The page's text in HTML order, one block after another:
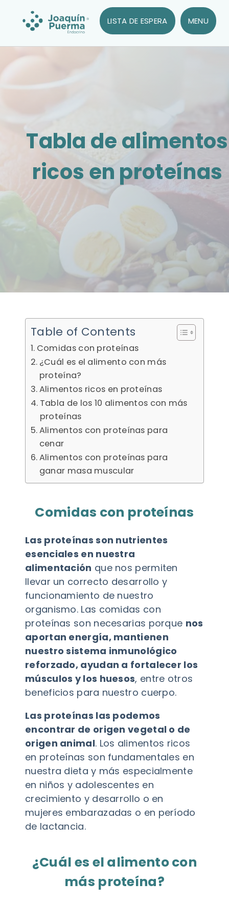
LISTA DE ESPERA MENU
Tabla de alimentos
ricos en proteínas
Table of Contents
Comidas con proteínas
¿Cuál es el alimento con más
proteína?
Alimentos ricos en proteínas
Tabla de los 10 alimentos con más
proteínas
Alimentos con proteínas para
cenar
Alimentos con proteínas para
ganar masa muscular
Comidas con proteínas
Las proteínas son nutrientes
esenciales en nuestra
alimentación que nos permiten
llevar un correcto desarrollo y
funcionamiento de nuestro
organismo. Las comidas con
proteínas son necesarias porque nos
aportan energía, mantienen
nuestro sistema inmunológico
reforzado, ayudan a fortalecer los
músculos y los huesos, entre otros
beneficios para nuestro cuerpo.
Las proteínas las podemos
encontrar de origen vegetal o de
origen animal. Los alimentos ricos
en proteínas son fundamentales en
nuestra dieta y más especialmente
en niños y adolescentes en
crecimiento y desarrollo o en
mujeres embarazadas o en período
de lactancia.
¿Cuál es el alimento con
más proteína?